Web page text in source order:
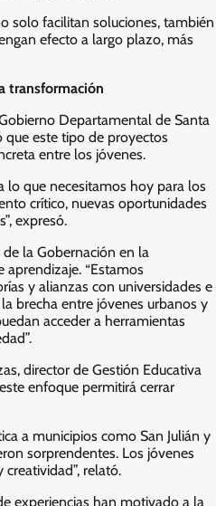
solo facilitan soluciones, también
efecto a largo plazo, más
transformación
Departamental de Santa
que este tipo de proyectos
entre los jóvenes.
lo que necesitamos hoy para los
crítico, nuevas oportunidades
expresó.
la Gobernación en la
“Estamos
y alianzas con universidades e
brecha entre jóvenes urbanos y
acceder a herramientas
director de Gestión Educativa
enfoque permitirá cerrar
a municipios como San Julián y
sorprendentes. Los jóvenes
relató.
experiencias han motivado a la